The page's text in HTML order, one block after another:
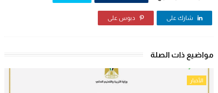
شارك على دبوس على
مواضيع ذات الصلة
الأخبار